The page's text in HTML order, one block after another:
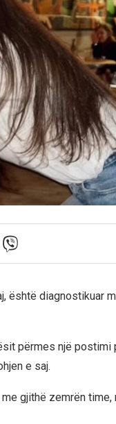
është diagnostikuar
përmes një postimi
e saj.
gjithë zemrën time,